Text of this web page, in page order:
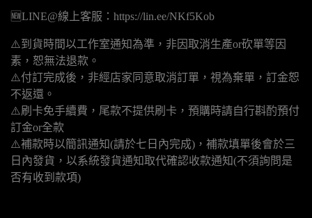
🆕LINE@線上客服：https://lin.ee/NKf5Kob
⚠️到貨時間以工作室通知為準，非因取消生產or砍單等因
素，恕無法退款。
⚠️付訂完成後，非經店家同意取消訂單，視為棄單，訂金恕
不返還。
⚠️刷卡免手續費，尾款不提供刷卡，預購時請自行斟酌預付
訂金or全款
⚠️補款時以簡訊通知(請於七日內完成)，補款填單後會於三
日內發貨，以系統發貨通知取代確認收款通知(不須詢問是
否有收到款項)